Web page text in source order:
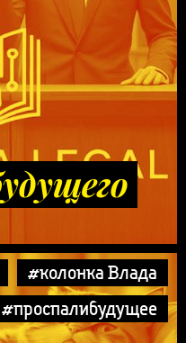
#колонка Влада
#проспалибудущее